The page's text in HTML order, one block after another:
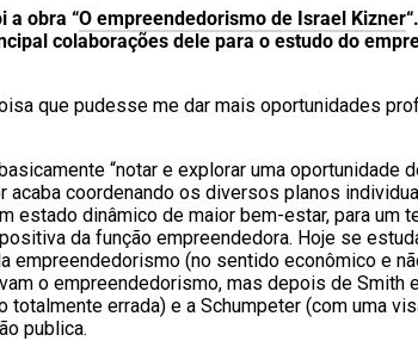
a obra “O empreendedorismo de Israel Kizner
colaborações dele para o estudo do
que pudesse me dar mais oportunidades
“notar e explorar uma oportunidade
acaba coordenando os diversos planos
estado dinâmico de maior bem-estar, para um
da função empreendedora. Hoje se
empreendedorismo (no sentido econômico e
o empreendedorismo, mas depois de Smith
errada) e a Schumpeter (com uma
publica.